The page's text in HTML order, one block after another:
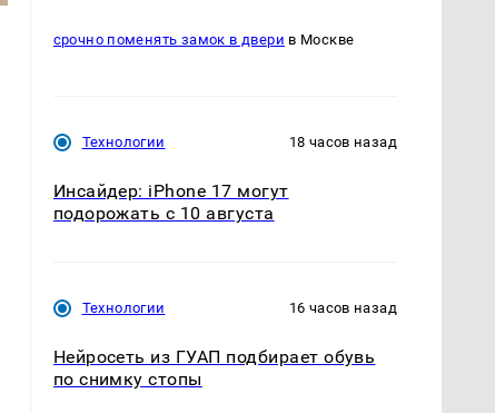
срочно поменять замок в двери в Москве
Технологии 18 часов назад
Инсайдер: iPhone 17 могут
подорожать с 10 августа
Технологии 16 часов назад
Нейросеть из ГУАП подбирает обувь
по снимку стопы